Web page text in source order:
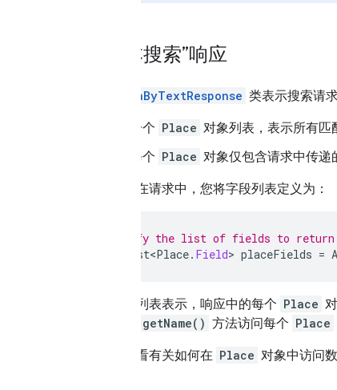
“文本搜索”响应
SearchByTextResponse 类表示搜索请
一个 Place 对象列表，表示所有匹
每个 Place 对象仅包含请求中传递
例如，在请求中，您将字段列表定义为：
// Specify the list of fields to
List<Place. Field> placeFields =
此字段列表表示，响应中的每个 Place
Place.getName() 方法访问每个 Place
如需查看有关如何在 Place 对象中访问